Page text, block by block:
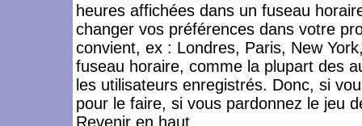
heures affichées dans un fuseau
changer vos préférences dans votre
convient, ex : Londres, Paris, New
fuseau horaire, comme la plupart des
les utilisateurs enregistrés. Donc, si
pour le faire, si vous pardonnez le jeu
Revenir en haut